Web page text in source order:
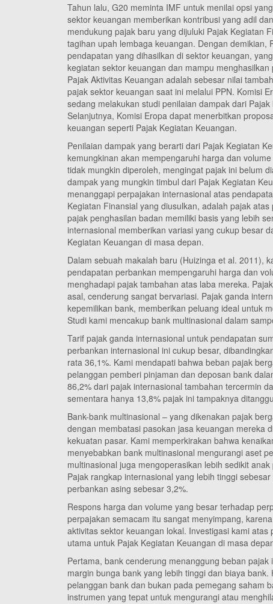
Tahun lalu, G20 meminta IMF untuk menilai opsi
sektor keuangan memberikan kontribusi yang adil
mendukung pajak baru yang dijuluki Pajak Kegiatan
tagihan upah lembaga keuangan. Dengan
pendapatan yang dihasilkan di sektor keuangan,
kegiatan sektor keuangan dan mampu
Pajak Aktivitas Keuangan adalah sebesar nilai
pajak sektor keuangan saat ini melalui PPN. Komisi
sedang melakukan studi penilaian dampak dari
Selanjutnya, Komisi Eropa dapat menerbitkan
keuangan seperti Pajak Kegiatan Keuangan.
Penilaian dampak yang berarti dari Pajak Kegiatan
kemungkinan akan mempengaruhi harga dan
tidak mungkin diperoleh, mengingat pajak ini belum
dampak yang mungkin timbul dari Pajak Kegiatan
menanggapi perpajakan internasional atas
Kegiatan Finansial yang diusulkan, adalah pajak
pajak penghasilan badan memiliki basis yang lebih
internasional memberikan variasi yang cukup besar
Kegiatan Keuangan di masa depan.
Dalam sebuah makalah baru (Huizinga et al. 2011),
pendapatan perbankan mempengaruhi harga dan
menghadapi pajak tambahan atas laba mereka.
asal, cenderung sangat bervariasi. Pajak ganda
kepemilikan bank, memberikan peluang ideal untuk
Studi kami mencakup bank multinasional dalam
Tarif pajak ganda internasional untuk pendapatan
perbankan internasional ini cukup besar,
rata 36,1%. Kami mendapati bahwa beban pajak
pelanggan pemberi pinjaman dan deposan bank
86,2% dari pajak internasional tambahan tercermin
sementara hanya 13,8% pajak ini tampaknya
Bank-bank multinasional – yang dikenakan pajak
dengan membatasi pasokan jasa keuangan mereka
kekuatan pasar. Kami memperkirakan bahwa
menyebabkan bank multinasional mengurangi aset
multinasional juga mengoperasikan lebih sedikit
Pajak rangkap internasional yang lebih tinggi
perbankan asing sebesar 3,2%.
Respons harga dan volume yang besar terhadap
perpajakan semacam itu sangat menyimpang,
aktivitas sektor keuangan lokal. Investigasi kami
utama untuk Pajak Kegiatan Keuangan di masa
Pertama, bank cenderung menanggung beban
margin bunga bank yang lebih tinggi dan biaya
pelanggan bank dan bukan pada pemegang saham
instrumen yang tepat untuk mengurangi atau